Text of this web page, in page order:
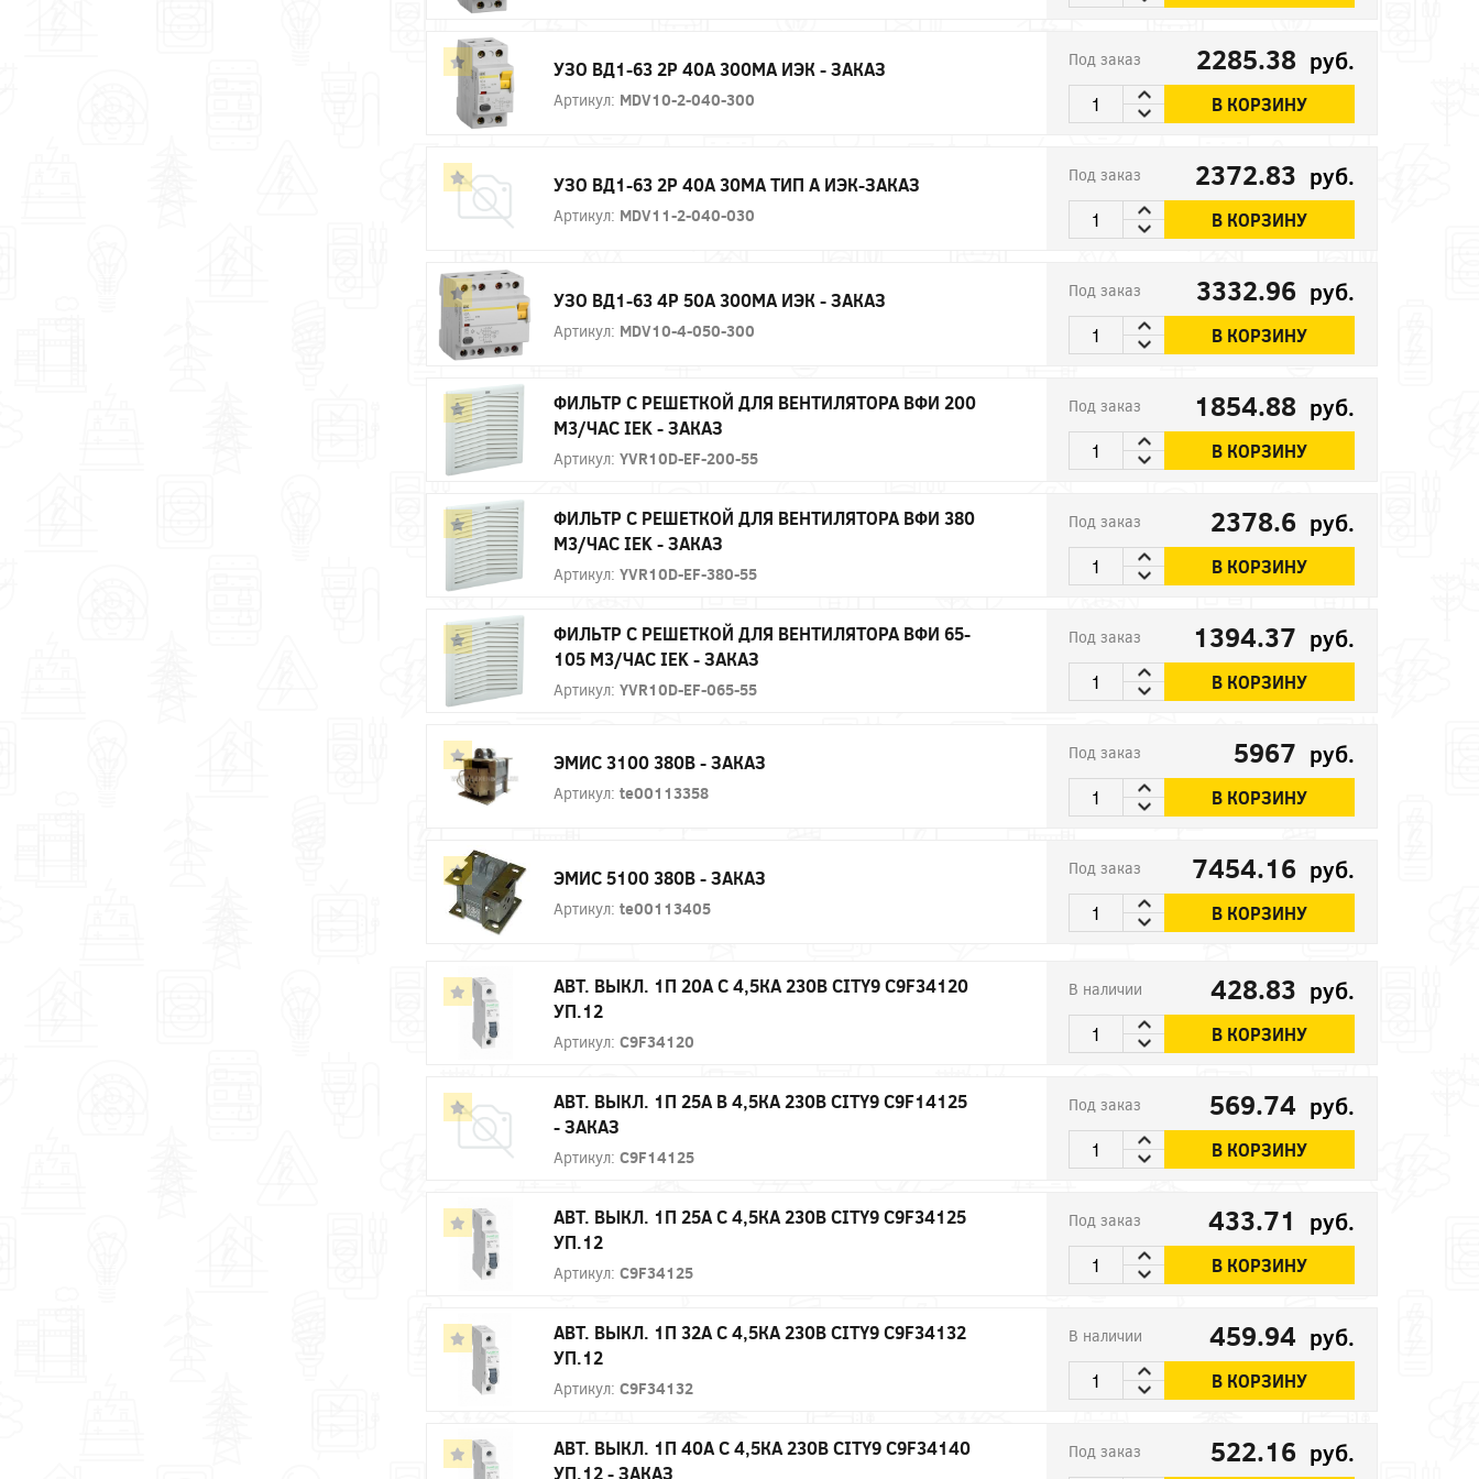
УЗО ВД1-63 2Р 40А 300МА ИЭК - ЗАКАЗ
Артикул: MDV10-2-040-300
Под заказ 2285.38 руб.
В КОРЗИНУ
УЗО ВД1-63 2Р 40А 30МА ТИП А ИЭК-ЗАКАЗ
Артикул: MDV11-2-040-030
Под заказ 2372.83 руб.
В КОРЗИНУ
УЗО ВД1-63 4Р 50А 300МА ИЭК - ЗАКАЗ
Артикул: MDV10-4-050-300
Под заказ 3332.96 руб.
В КОРЗИНУ
ФИЛЬТР C РЕШЕТКОЙ ДЛЯ ВЕНТИЛЯТОРА ВФИ 200
М3/ЧАС IEK - ЗАКАЗ
Артикул: YVR10D-EF-200-55
Под заказ 1854.88 руб.
В КОРЗИНУ
ФИЛЬТР C РЕШЕТКОЙ ДЛЯ ВЕНТИЛЯТОРА ВФИ 380
М3/ЧАС IEK - ЗАКАЗ
Артикул: YVR10D-EF-380-55
Под заказ 2378.6 руб.
В КОРЗИНУ
ФИЛЬТР C РЕШЕТКОЙ ДЛЯ ВЕНТИЛЯТОРА ВФИ 65-
105 М3/ЧАС IEK - ЗАКАЗ
Артикул: YVR10D-EF-065-55
Под заказ 1394.37 руб.
В КОРЗИНУ
ЭМИС 3100 380В - ЗАКАЗ
Артикул: te00113358
Под заказ 5967 руб.
В КОРЗИНУ
ЭМИС 5100 380В - ЗАКАЗ
Артикул: te00113405
Под заказ 7454.16 руб.
В КОРЗИНУ
АВТ. ВЫКЛ. 1П 20А С 4,5КА 230В CITY9 C9F34120
УП.12
Артикул: C9F34120
В наличии 428.83 руб.
В КОРЗИНУ
АВТ. ВЫКЛ. 1П 25А B 4,5КА 230В CITY9 C9F14125
- ЗАКАЗ
Артикул: C9F14125
Под заказ 569.74 руб.
В КОРЗИНУ
АВТ. ВЫКЛ. 1П 25А С 4,5КА 230В CITY9 C9F34125
УП.12
Артикул: C9F34125
Под заказ 433.71 руб.
В КОРЗИНУ
АВТ. ВЫКЛ. 1П 32А С 4,5КА 230В CITY9 C9F34132
УП.12
Артикул: C9F34132
В наличии 459.94 руб.
В КОРЗИНУ
АВТ. ВЫКЛ. 1П 40А С 4,5КА 230В CITY9 C9F34140
УП.12 - ЗАКАЗ
Под заказ 522.16 руб.